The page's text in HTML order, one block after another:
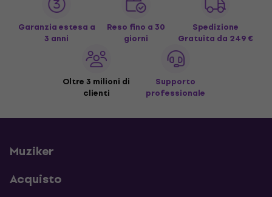
Garanzia estesa a
3 anni
Reso fino a 30
giorni
Spedizione
Gratuita da 249 €
Oltre 3 milioni di
clienti
Supporto
professionale
Muziker
Acquisto